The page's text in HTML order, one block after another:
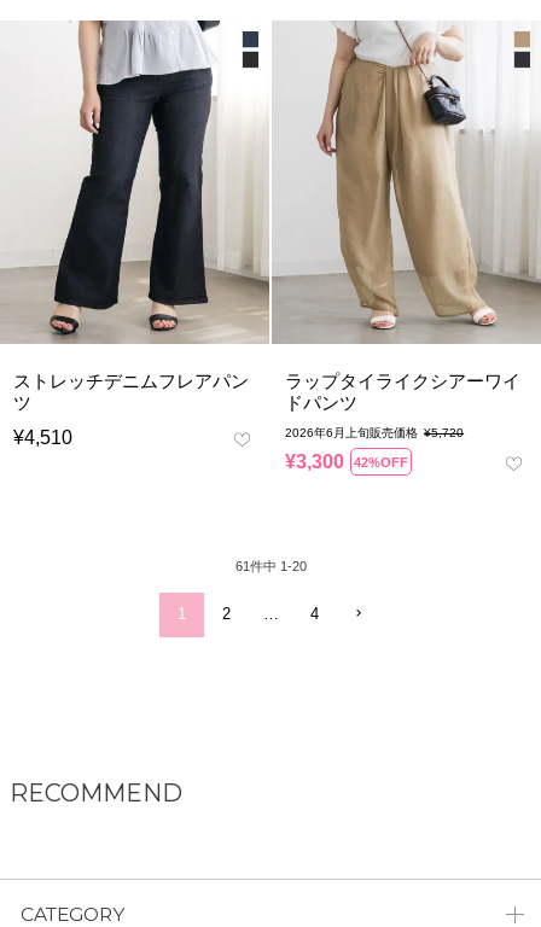
ストレッチデニムフレアパン
ツ
¥4,510
ラップタイライクシアーワイ
ドパンツ
2026年6月上旬販売価格 ¥5,720
¥3,300 42%OFF
61件中 1-20
1 2 … 4
RECOMMEND
CATEGORY